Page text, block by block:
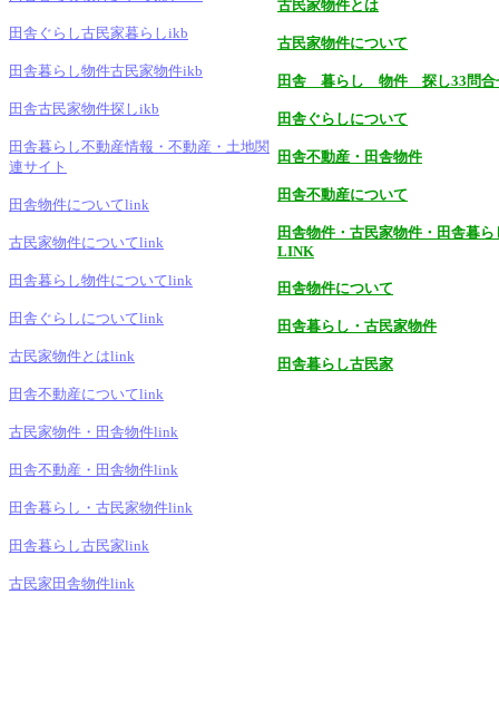
田舎ぐらし古民家暮らしikb
田舎暮らし物件古民家物件ikb
田舎古民家物件探しikb
田舎暮らし不動産情報・不動産・土地関
連サイト
田舎物件についてlink
古民家物件についてlink
田舎暮らし物件についてlink
田舎ぐらしについてlink
古民家物件とはlink
田舎不動産についてlink
古民家物件・田舎物件link
田舎不動産・田舎物件link
田舎暮らし・古民家物件link
田舎暮らし古民家link
古民家田舎物件link
古民家物件とは
古民家物件について
田舎 暮らし 物件 探し33問合
田舎ぐらしについて
田舎不動産・田舎物件
田舎不動産について
田舎物件・古民家物件・田舎暮ら
LINK
田舎物件について
田舎暮らし・古民家物件
田舎暮らし古民家